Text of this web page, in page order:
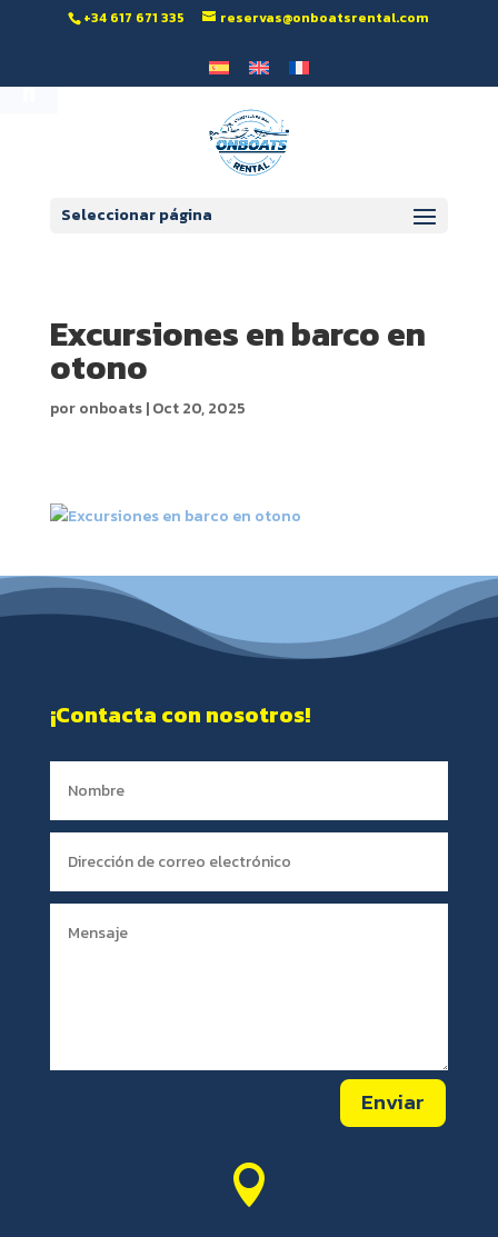
Abrir barra de herramientas
‭+34 617 671 335‬ reservas@onboatsrental.com
Seleccionar página
Excursiones en barco en
otono
poronboats|Oct 20, 2025
¡Contacta con nosotros!
Enviar
